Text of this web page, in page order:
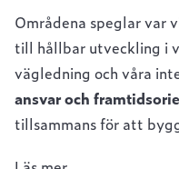
Områdena speglar var
till hållbar utveckling i
vägledning och våra
ansvar och
tillsammans för att